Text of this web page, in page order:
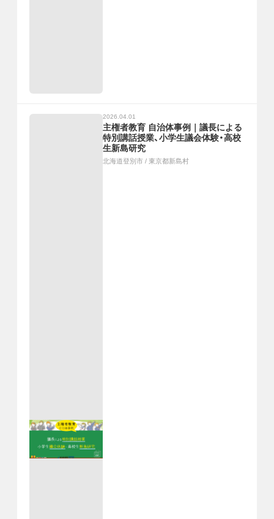
2026.04.01
主権者教育 自治体事例｜議長による
特別講話授業、小学生議会体験・高校
生新島研究
北海道登別市 / 東京都新島村